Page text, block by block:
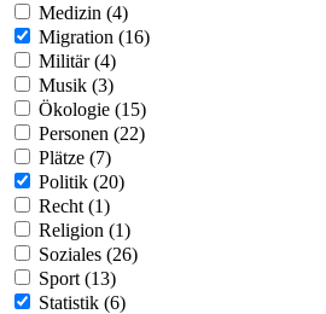
Medizin (4)
Migration (16)
Militär (4)
Musik (3)
Ökologie (15)
Personen (22)
Plätze (7)
Politik (20)
Recht (1)
Religion (1)
Soziales (26)
Sport (13)
Statistik (6)